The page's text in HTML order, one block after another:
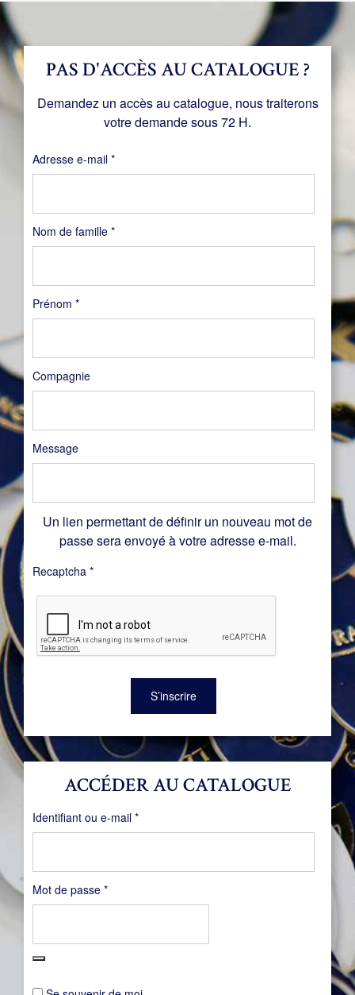
ACCÉDER AU CATALOGUE
Identifiant ou e-mail *Obligatoire
Mot de passe *Obligatoire
Nom de famille *
Prénom *
Compagnie
Message
PAS D'ACCÈS AU CATALOGUE ?
Demandez un accès au catalogue, nous traiterons
votre demande sous 72 H.
Adresse e-mail *Obligatoire
Un lien permettant de définir un nouveau mot de
passe sera envoyé à votre adresse e-mail.
Recaptcha *
S’inscrire